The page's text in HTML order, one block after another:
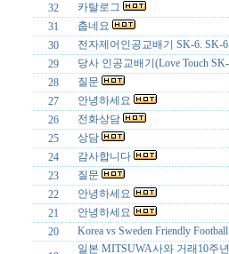
32
카탈로그
31
춥네요
30
전자제어인공교배기 SK-6. SK-
29
당사 인공교배기(Love Touch
28
질문
27
안녕하세요
26
전화상담
25
상담
24
감사합니다
23
질문
22
안녕하세요
21
안녕하세요
20
Korea vs Sweden Friendly
일본 MITSUWA사와 거래10주